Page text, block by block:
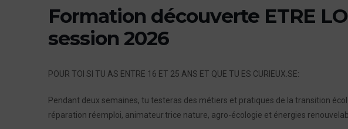
Formation découverte ETRE
session 2026
POUR TOI SI TU AS ENTRE 16 ET 25 ANS ET QUE TU ES CURIEUX.SE:
Pendant deux semaines, tu testeras des métiers et pratiques de la transition
réparation réemploi, animateur.trice nature, agro-écologie et énergies